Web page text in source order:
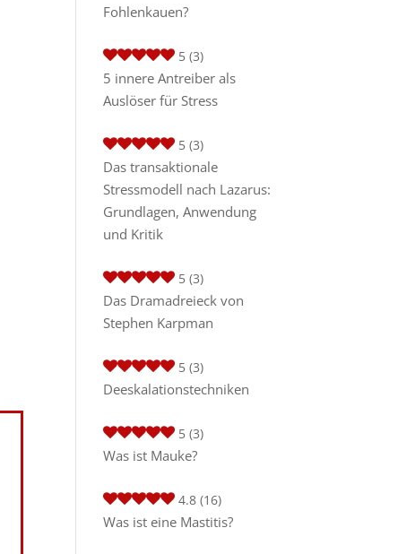
Fohlenkauen?
5 (3)
5 innere Antreiber als
Auslöser für Stress
5 (3)
Das transaktionale
Stressmodell nach Lazarus:
Grundlagen, Anwendung
und Kritik
5 (3)
Das Dramadreieck von
Stephen Karpman
5 (3)
Deeskalationstechniken
5 (3)
Was ist Mauke?
4.8 (16)
Was ist eine Mastitis?